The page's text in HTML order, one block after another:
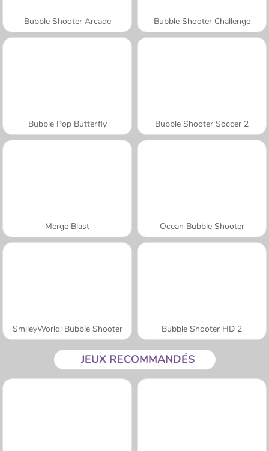
Bubble Shooter Arcade Bubble Shooter Challenge
Bubble Pop Butterfly Bubble Shooter Soccer 2
Merge Blast Ocean Bubble Shooter
SmileyWorld: Bubble Shooter Bubble Shooter HD 2
JEUX RECOMMANDÉS